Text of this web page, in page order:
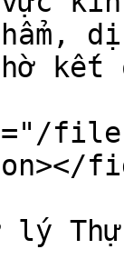
kết
files/
lý